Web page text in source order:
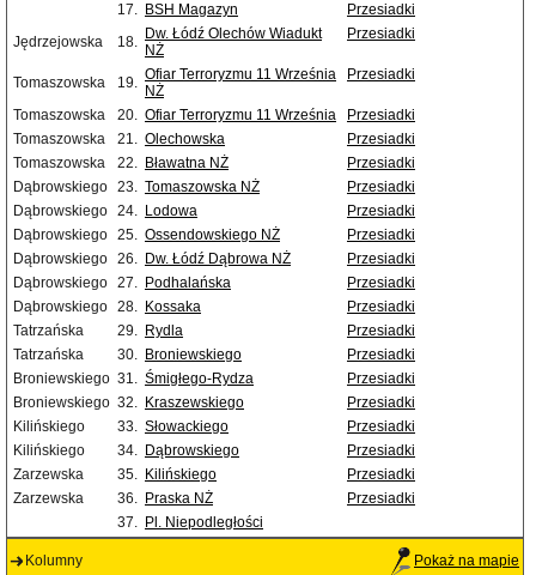
17. BSH Magazyn
Przesiadki
Jędrzejowska
18. Dw. Łódź Olechów Wiadukt
NŻ
Przesiadki
Tomaszowska 19. Ofiar Terroryzmu 11 Września
NŻ
Przesiadki
Tomaszowska 20. Ofiar Terroryzmu 11 Września
Przesiadki
Tomaszowska
21. Olechowska
Przesiadki
Tomaszowska
22. Bławatna NŻ
Przesiadki
Dąbrowskiego 23. Tomaszowska NŻ
Przesiadki
Dąbrowskiego 24. Lodowa
Przesiadki
Dąbrowskiego 25. Ossendowskiego NŻ
Przesiadki
Dąbrowskiego 26. Dw. Łódź Dąbrowa NŻ
Przesiadki
Dąbrowskiego 27. Podhalańska
Przesiadki
Dąbrowskiego 28. Kossaka
Przesiadki
Tatrzańska
29. Rydla
Przesiadki
Tatrzańska
30. Broniewskiego
Przesiadki
Broniewskiego 31. Śmigłego-Rydza
Przesiadki
Broniewskiego 32. Kraszewskiego
Przesiadki
Kilińskiego
33. Słowackiego
Przesiadki
Kilińskiego
34. Dąbrowskiego
Przesiadki
Zarzewska
35. Kilińskiego
Przesiadki
Zarzewska
36. Praska NŻ
Przesiadki
37. Pl. Niepodległości
Kolumny Pokaż na mapie